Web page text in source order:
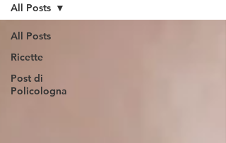
All Posts
Ricette
Post di
Policologna
All Posts